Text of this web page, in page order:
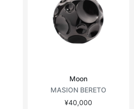
Moon
MASION BERETO
¥40,000